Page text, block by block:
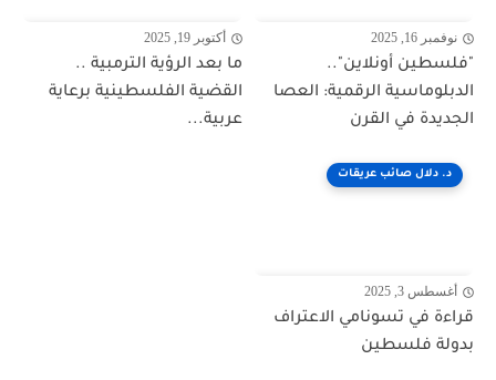
نوفمبر 16, 2025
"فلسطين أونلاين"..
الدبلوماسية الرقمية: العصا
الجديدة في القرن
أكتوبر 19, 2025
ما بعد الرؤية الترمبية ..
القضية الفلسطينية برعاية
عربية...
د. دلال صائب عريقات
أغسطس 3, 2025
قراءة في تسونامي الاعتراف
بدولة فلسطين